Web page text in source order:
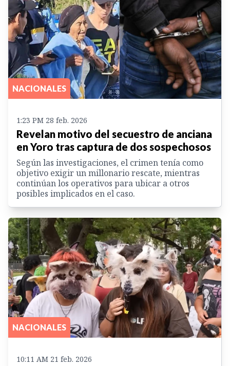
NACIONALES
1:23 PM 28 feb. 2026
Revelan motivo del secuestro de anciana
en Yoro tras captura de dos sospechosos
Según las investigaciones, el crimen tenía como
objetivo exigir un millonario rescate, mientras
continúan los operativos para ubicar a otros
posibles implicados en el caso.
NACIONALES
10:11 AM 21 feb. 2026